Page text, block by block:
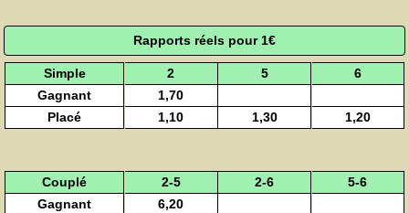
Rapports réels pour 1€
Simple 2 5
6
Gagnant
1,70
Placé
1,10 1,30 1,20
Couplé 2-5 2-6
5-6
Gagnant
6,20